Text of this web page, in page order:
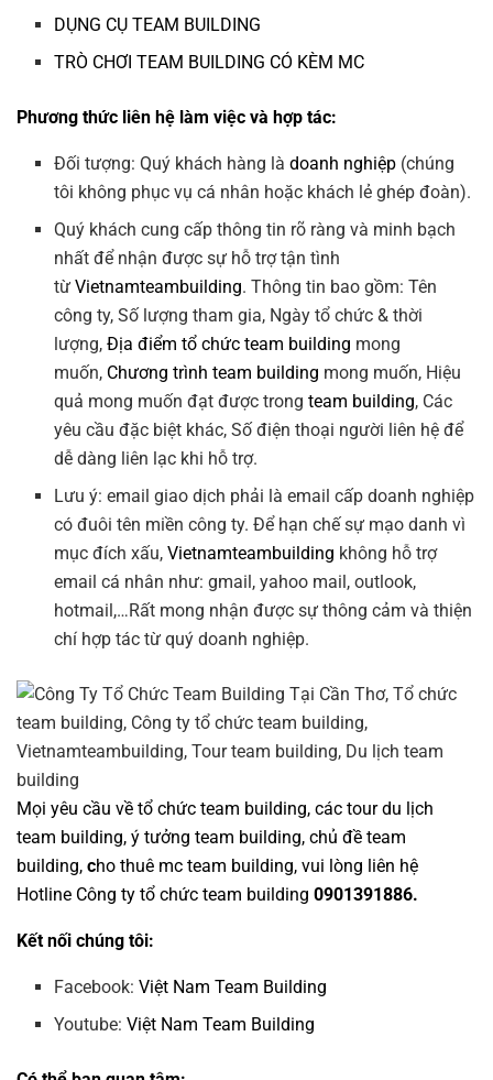
DỤNG CỤ TEAM BUILDING
TRÒ CHƠI TEAM BUILDING CÓ KÈM MC
Phương thức liên hệ làm việc và hợp tác:
Đối tượng: Quý khách hàng làdoanh nghiệp (chúng
tôi không phục vụ cá nhân hoặc khách lẻ ghép đoàn).
Quý khách cung cấp thông tin rõ ràng và minh bạch
nhất để nhận được sự hỗ trợ tận tình
từVietnamteambuilding. Thông tin bao gồm: Tên
công ty, Số lượng tham gia, Ngày tổ chức & thời
lượng,Địa điểm tổ chức team building mong
muốn, Chương trình team building mong muốn, Hiệu
quả mong muốn đạt được trongteam building, Các
yêu cầu đặc biệt khác, Số điện thoại người liên hệ để
dễ dàng liên lạc khi hỗ trợ.
Lưu ý: email giao dịch phải là email cấp doanh nghiệp
có đuôi tên miền công ty. Để hạn chế sự mạo danh vì
mục đích xấu,Vietnamteambuilding không hỗ trợ
email cá nhân như: gmail, yahoo mail, outlook,
hotmail,…Rất mong nhận được sự thông cảm và thiện
chí hợp tác từ quý doanh nghiệp.
Mọi yêu cầu về tổ chức team building, các tourdu lịch
team building, ý tưởng team building, chủ đề team
building, cho thuê mc team building, vui lòng liên hệ
Hotline Công ty tổ chức team building 0901391886.
Kết nối chúng tôi:
Facebook:Việt Nam Team Building
Youtube:Việt Nam Team Building